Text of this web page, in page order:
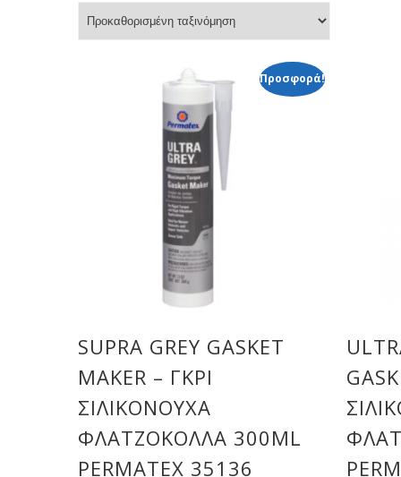
Προσφορά!
SUPRA GREY GASKET
MAKER – ΓΚΡΙ
ΣΙΛΙΚΟΝΟΎΧΑ
ΦΛΑΤΖΌΚΟΛΛΑ 300ML
PERMATEX 35136